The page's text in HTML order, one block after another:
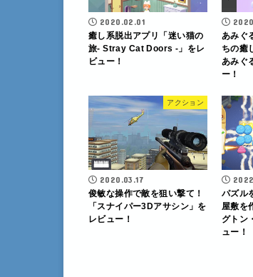
2020.02.01
癒し系脱出アプリ「迷い猫の
旅- Stray Cat Doors -」をレ
ビュー！
あみぐ
ちの癒
あみぐ
ー！
アクション
2020.03.17
俊敏な操作で敵を狙い撃て！
「スナイパー3Dアサシン」を
レビュー！
パズル
屋敷を
グトン
ュー！